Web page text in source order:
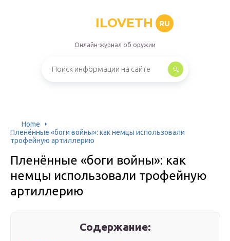
ILOVETH RU
Онлайн-журнал об оружии
Home
Пленённые «боги войны»: как немцы использовали
трофейную артиллерию
Пленённые «боги войны»: как
немцы использовали трофейную
артиллерию
Содержание: